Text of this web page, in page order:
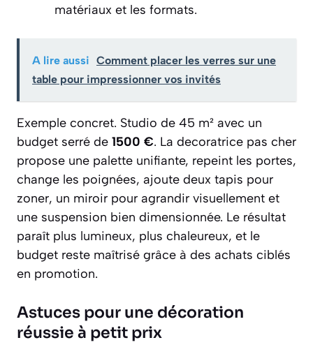
matériaux et les formats.
A lire aussi Comment placer les verres sur une
table pour impressionner vos invités
Exemple concret. Studio de 45 m² avec un
budget serré de 1500 €. La decoratrice pas cher
propose une palette unifiante, repeint les portes,
change les poignées, ajoute deux tapis pour
zoner, un miroir pour agrandir visuellement et
une suspension bien dimensionnée. Le résultat
paraît plus lumineux, plus chaleureux, et le
budget reste maîtrisé grâce à des achats ciblés
en promotion.
Astuces pour une décoration
réussie à petit prix